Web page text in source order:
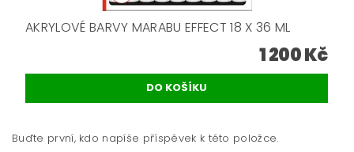
AKRYLOVÉ BARVY MARABU EFFECT 18 X 36 ML
1 200 Kč
Buďte první, kdo napíše příspěvek k této položce.